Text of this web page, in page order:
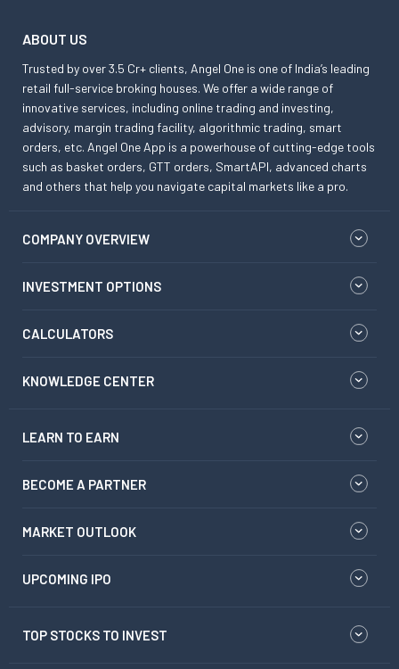
ABOUT US
Trusted by over 3.5 Cr+ clients, Angel One is one of India’s leading
retail full-service broking houses. We offer a wide range of
innovative services, including online trading and investing,
advisory, margin trading facility, algorithmic trading, smart
orders, etc. Angel One App is a powerhouse of cutting-edge tools
such as basket orders, GTT orders, SmartAPI, advanced charts
and others that help you navigate capital markets like a pro.
COMPANY OVERVIEW
INVESTMENT OPTIONS
CALCULATORS
KNOWLEDGE CENTER
LEARN TO EARN
BECOME A PARTNER
MARKET OUTLOOK
UPCOMING IPO
TOP STOCKS TO INVEST